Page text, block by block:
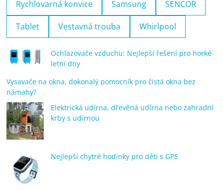
Rychlovarná konvice Samsung SENCOR
Tablet Vestavná trouba Whirlpool
Ochlazovače vzduchu: Nejlepší řešení pro horké
letní dny
Vysavače na okna, dokonalý pomocník pro čistá okna bez
námahy?
Elektrická udírna, dřevěná udírna nebo zahradní
krby s udírnou
Nejlepší chytré hodinky pro děti s GPS